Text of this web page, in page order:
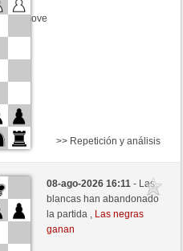
move
move
>> Repetición y análisis
08-ago-2026 16:11- Las
blancas han abandonado
la partida , Las negras
ganan